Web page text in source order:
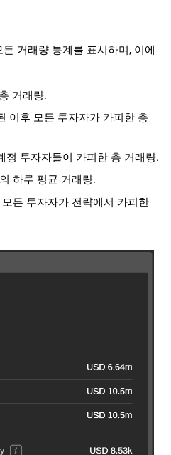
거래량 통계를 표시하며, 이에
거래량.
이후 모든 투자자가 카피한 총
투자자들이 카피한 총 거래량.
하루 평균 거래량.
든 투자자가 전략에서 카피한